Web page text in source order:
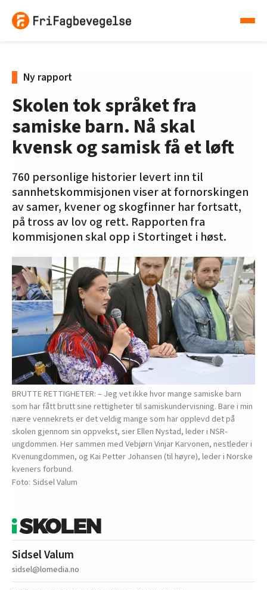
Ny rapport
Skolen tok språket fra
samiske barn. Nå skal
kvensk og samisk få et løft
760 personlige historier levert inn til
sannhetskommisjonen viser at fornorskingen
av samer, kvener og skogfinner har fortsatt,
på tross av lov og rett. Rapporten fra
kommisjonen skal opp i Stortinget i høst.
BRUTTE RETTIGHETER: – Jeg vet ikke hvor mange samiske barn
som har fått brutt sine rettigheter til samiskundervisning. Bare i min
nære vennekrets er det veldig mange som har opplevd det på
skolen gjennom sin oppvekst, sier Ellen Nystad, leder i NSR-
ungdommen. Her sammen med Vebjørn Vinjar Karvonen, nestleder i
Kvenungdommen, og Kai Petter Johansen (til høyre), leder i Norske
kveners forbund.
Sidsel Valum
Sidsel Valum
sidsel@lomedia.no